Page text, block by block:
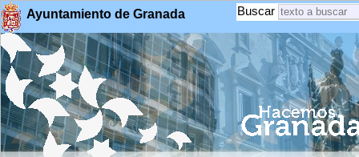
Ayuntamiento de Granada Buscar